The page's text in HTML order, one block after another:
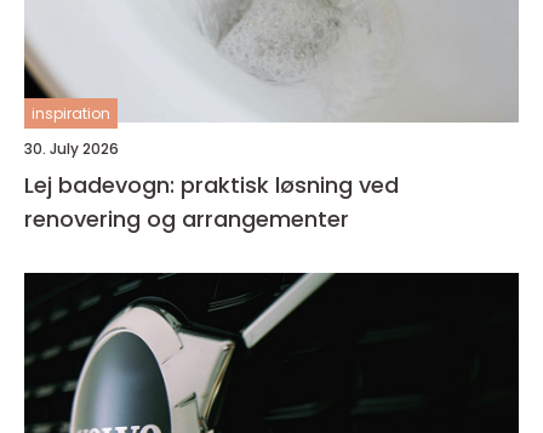
inspiration
30. July 2026
Lej badevogn: praktisk løsning ved
renovering og arrangementer